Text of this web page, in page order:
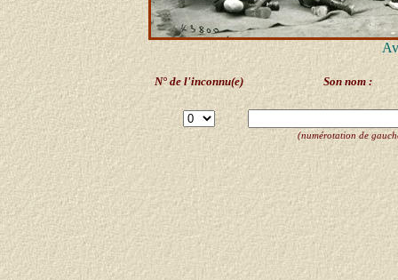
N° de l'inconnu(e) Son nom :
(numérotation de